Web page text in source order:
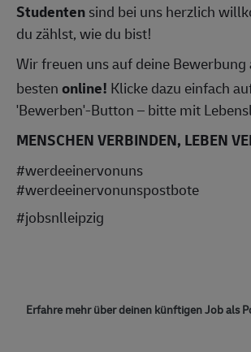
Studentensind bei uns herzlich
du zählst, wie du bist!
Wir freuen uns auf deine Bewerbung
bestenonline! Klicke dazu einfach
'Bewerben'-Button – bitte mit
MENSCHEN VERBINDEN, LEBEN
#werdeeinervonuns
#werdeeinervonunspostbote
#jobsnlleipzig
Erfahre mehr über deinen künftigen Job als